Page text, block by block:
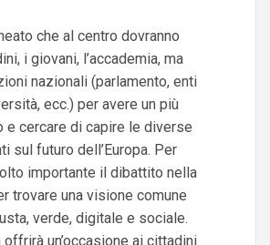
che al centro dovranno
i giovani, l’accademia, ma
nazionali (parlamento, enti
ecc.) per avere un più
e cercare di capire le diverse
sul futuro dell’Europa. Per
importante il dibattito nella
trovare una visione comune
verde, digitale e sociale.
un’occasione ai cittadini